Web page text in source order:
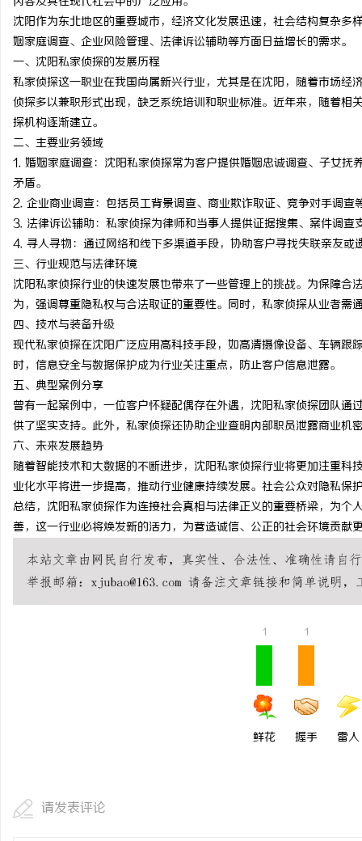
沈阳作为东北地区的重要城市，经济文化发展迅速，社会结构复杂
姻家庭调查、企业风险管理、法律诉讼辅助等方面日益增长的需求。
一、沈阳私家侦探的发展历程
私家侦探这一职业在我国尚属新兴行业，尤其是在沈阳，随着市场
侦探多以兼职形式出现，缺乏系统培训和职业标准。近年来，随着
探机构逐渐建立。
二、主要业务领域
1. 婚姻家庭调查：沈阳私家侦探常为客户提供婚姻忠诚调查、子女
矛盾。
2. 企业商业调查：包括员工背景调查、商业欺诈取证、竞争对手调查
3. 法律诉讼辅助：私家侦探为律师和当事人提供证据搜集、案件调查
4. 寻人寻物：通过网络和线下多渠道手段，协助客户寻找失联亲友或
三、行业规范与法律环境
沈阳私家侦探行业的快速发展也带来了一些管理上的挑战。为保障
为，强调尊重隐私权与合法取证的重要性。同时，私家侦探从业者
四、技术与装备升级
现代私家侦探在沈阳广泛应用高科技手段，如高清摄像设备、车辆
时，信息安全与数据保护成为行业关注重点，防止客户信息泄露。
五、典型案例分享
曾有一起案例中，一位客户怀疑配偶存在外遇，沈阳私家侦探团队
供了坚实支持。此外，私家侦探还协助企业查明内部职员泄露商业机
六、未来发展趋势
随着智能技术和大数据的不断进步，沈阳私家侦探行业将更加注重
业化水平将进一步提高，推动行业健康持续发展。社会公众对隐私保
总结，沈阳私家侦探作为连接社会真相与法律正义的重要桥梁，为
善，这一行业必将焕发新的活力，为营造诚信、公正的社会环境贡献
1
鲜花
1
握手 雷人
请发表评论
秘！专业充电桩项目软件开发商，究竟藏着
些行业秘诀？ 全系解析，跑得多省得多